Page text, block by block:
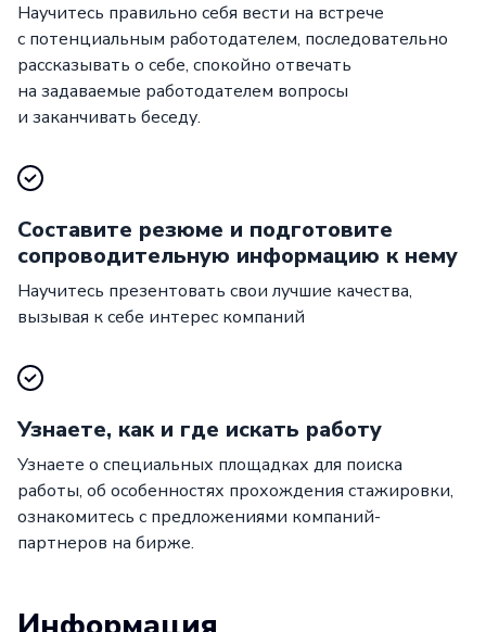
Научитесь правильно себя вести на встрече
с потенциальным работодателем, последовательно
рассказывать о себе, спокойно отвечать
на задаваемые работодателем вопросы
и заканчивать беседу.
Составите резюме и подготовите
сопроводительную информацию к нему
Научитесь презентовать свои лучшие качества,
вызывая к себе интерес компаний
Узнаете, как и где искать работу
Узнаете о специальных площадках для поиска
работы, об особенностях прохождения стажировки,
ознакомитесь с предложениями компаний-
партнеров на бирже.